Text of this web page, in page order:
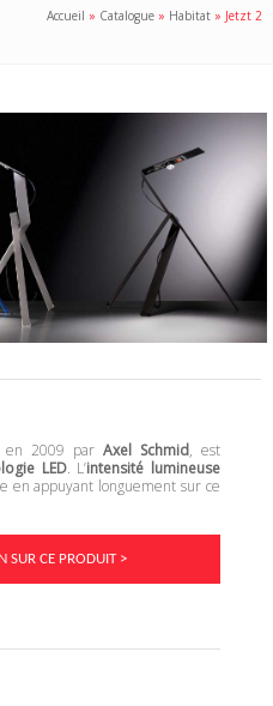
Accueil » Catalogue » Habitat » Jetzt 2
2009 par Axel Schmid, est
LED. L’intensité lumineuse
en appuyant longuement sur ce
SUR CE PRODUIT >